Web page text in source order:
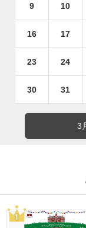
9 10
16 17
23 24
30 31
3